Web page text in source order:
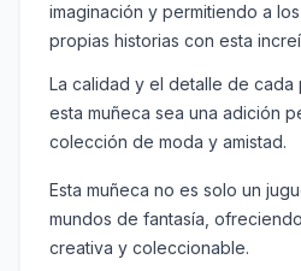
imaginación y permitiendo a
propias historias con esta
La calidad y el detalle de cada
esta muñeca sea una adición
colección de moda y amistad.
Esta muñeca no es solo un
mundos de fantasía,
creativa y coleccionable.